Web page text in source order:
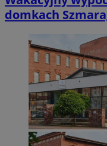
domkach
Niezbędne